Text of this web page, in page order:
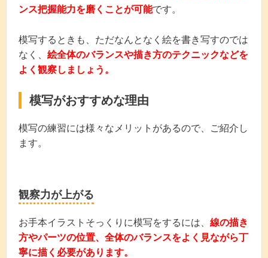
ンス把握能力を磨くことが可能です。
模写するときも、ただなんとなく絵を書き写すのでは
なく、 絵全体のバランスや描き方のテクニックなどを
よく観察しましょう。
模写がおすすめな理由
模写の練習には様々なメリットがあるので、ご紹介し
ます。
観察力が上がる
お手本イラストそっくりに模写をするには、 線の描き
方やパーツの位置、全体のバランスをよく見ながら丁
寧に描く必要があります。